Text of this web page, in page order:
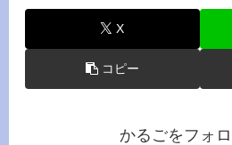
X
コピー
かるごをフォ